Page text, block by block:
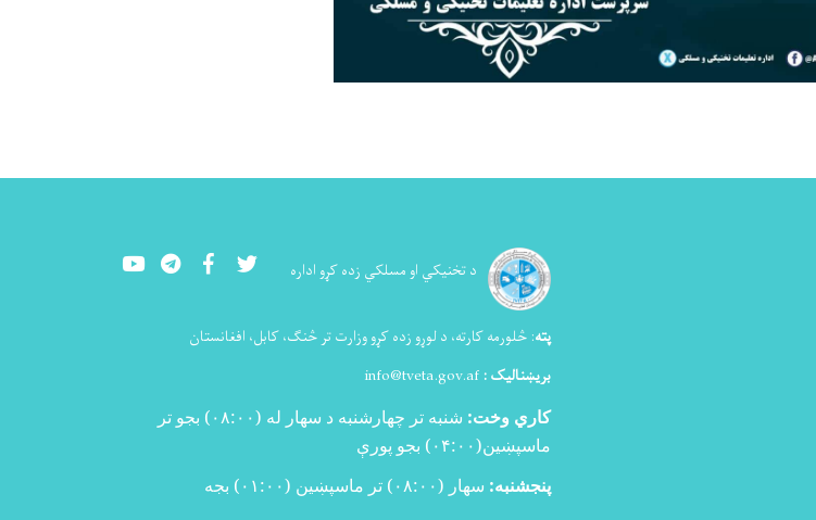
د تخنيکي او مسلکي زده کړو اداره YoutubeLinkedInFacebook Twitter
پته: څلورمه کارته، د لوړو زده کړو وزارت تر څنګ، کابل، افغانستان
بریښنالیک : info@tveta.gov.af
کاري وخت: شنبه تر چهارشنبه د سهار له (۰۸:۰۰)
بجو تر
ماسپښین(۰۴:۰۰)
بجو پورې
پنجشنبه: سهار (۰۸:۰۰) تر ماسپښین (۰۱:۰۰) بجه